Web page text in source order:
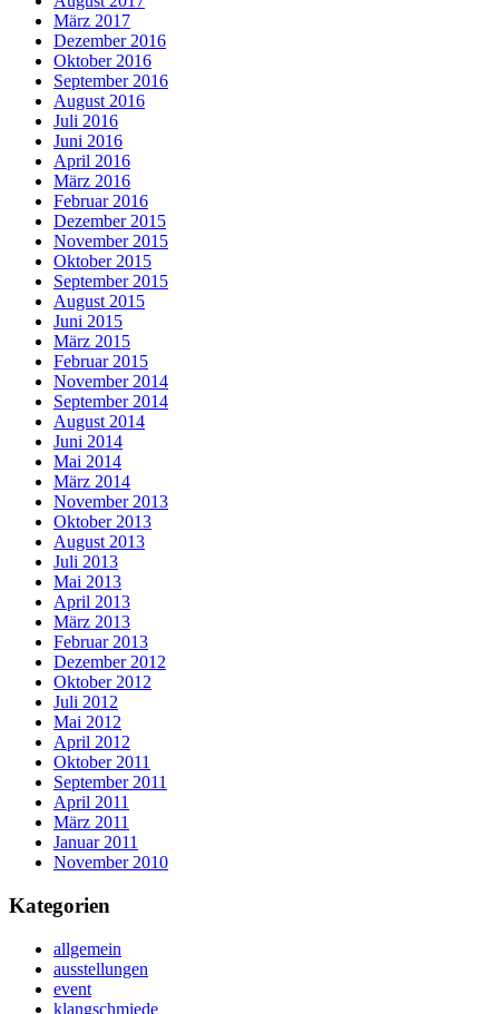
März 2017
Dezember 2016
Oktober 2016
September 2016
August 2016
Juli 2016
Juni 2016
April 2016
März 2016
Februar 2016
Dezember 2015
November 2015
Oktober 2015
September 2015
August 2015
Juni 2015
März 2015
Februar 2015
November 2014
September 2014
August 2014
Juni 2014
Mai 2014
März 2014
November 2013
Oktober 2013
August 2013
Juli 2013
Mai 2013
April 2013
März 2013
Februar 2013
Dezember 2012
Oktober 2012
Juli 2012
Mai 2012
April 2012
Oktober 2011
September 2011
April 2011
März 2011
Januar 2011
November 2010
Kategorien
allgemein
ausstellungen
event
klangschmiede